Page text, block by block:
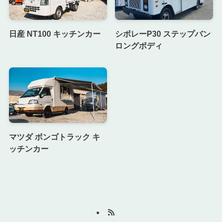
日産 NT100 キッチンカー
シボレーP30 ステップバン
ロングボディ
マツダ ボンゴトラック キ
ッチンカー